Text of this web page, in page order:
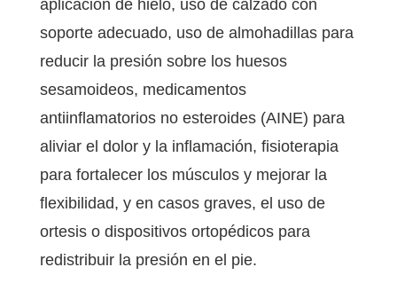
aplicación de hielo, uso de calzado con
soporte adecuado, uso de almohadillas para
reducir la presión sobre los huesos
sesamoideos, medicamentos
antiinflamatorios no esteroides (AINE) para
aliviar el dolor y la inflamación, fisioterapia
para fortalecer los músculos y mejorar la
flexibilidad, y en casos graves, el uso de
ortesis o dispositivos ortopédicos para
redistribuir la presión en el pie.